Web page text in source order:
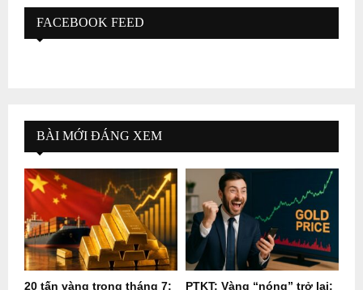
FACEBOOK FEED
BÀI MỚI ĐÁNG XEM
20 tấn vàng trong tháng 7:
PTKT: Vàng “nóng” trở lại: